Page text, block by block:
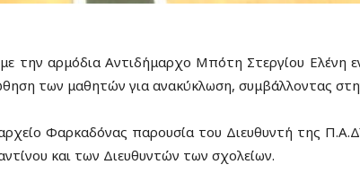
την αρμόδια Αντιδήμαρχο Μπότη Στεργίου Ελένη
των μαθητών για ανακύκλωση, συμβάλλοντας
Φαρκαδόνας παρουσία του Διευθυντή της
και των Διευθυντών των σχολείων.